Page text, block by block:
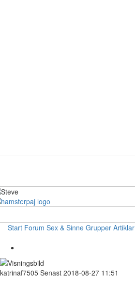
Start Forum Sex & Sinne Grupper Artiklar
katrinaf7505 Senast 2018-08-27 11:51